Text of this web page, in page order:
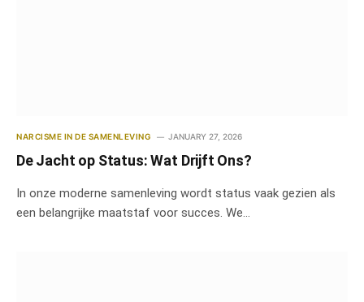
NARCISME IN DE SAMENLEVING JANUARY 27, 2026
De Jacht op Status: Wat Drijft Ons?
In onze moderne samenleving wordt status vaak gezien als
een belangrijke maatstaf voor succes. We…